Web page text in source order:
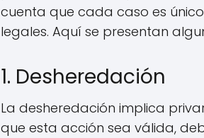
cuenta que cada caso es
legales. Aquí se presentan
1. Desheredación
La desheredación implica
que esta acción sea válida,